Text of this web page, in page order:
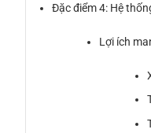
Đặc điểm 4: Hệ
Lợi ích